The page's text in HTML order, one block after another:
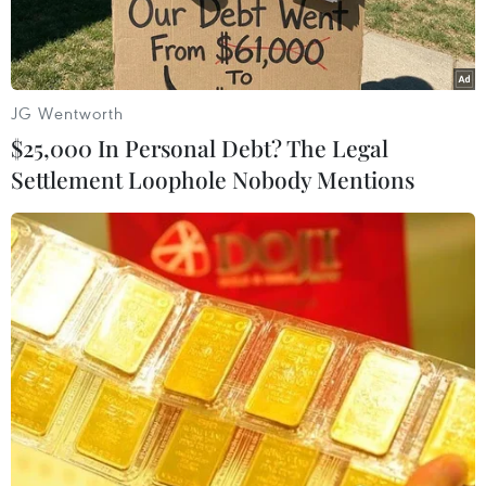
huy động vốn ở 14%, nhiều ngân hàng nhỏ
đang "lách" quy định này bằng cách đẩy lãi suất
không kỳ hạn lên 8-9%, thậm chí là 12% đối với
những khoản tiền gửi bằng đồng Việt Nam, để
Theo các chuyên gia, việc tăng mạnh lãi suất
không kỳ hạn như vậy có thể sẽ dẫn tới rủi ro về
thanh khoản cho chính các ngân hàng.
Chạy đua nâng lãi suất không kỳ hạn
Ngân hàng Thương mại Cổ phần Á châu (ACB)
vừa tăng mạnh lãi suất VND không kỳ hạn ở sản
phẩm tiền gửi đầu tư trực tuyến, mức cao nhất
lên đến 9,6%/năm.
JG Wentworth
$25,000 In Personal Debt? The Legal
Settlement Loophole Nobody Mentions